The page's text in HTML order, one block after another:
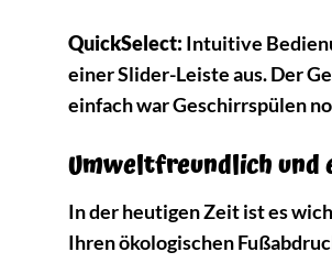
QuickSelect: Intuitive
einer Slider-Leiste aus. Der
einfach war Geschirrspülen
Umweltfreundlich
In der heutigen Zeit ist es
Ihren ökologischen